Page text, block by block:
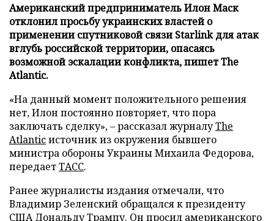
Американский предприниматель Илон Маск
отклонил просьбу украинских властей о
применении спутниковой связи Starlink для атак
вглубь российской территории, опасаясь
возможной эскалации конфликта, пишет The
Atlantic.
«На данный момент положительного решения
нет, Илон постоянно повторяет, что пора
заключать сделку», – рассказал журналуThe
Atlanticисточник из окружения бывшего
министра обороны Украины Михаила Федорова,
передаетТАСС.
Ранее журналисты издания отмечали, что
Владимир Зеленский обращался к президенту
США Дональду Трампу. Он просил американского